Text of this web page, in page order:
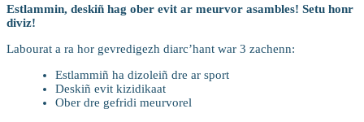
Estlammin, deskiñ hag ober evit ar meurvor asambles! Setu honr
diviz!
Labourat a ra hor gevredigezh diarc’hant war 3 zachenn:
Estlammiñ ha dizoleiñ dre ar sport
Deskiñ evit kizidikaat
Ober dre gefridi meurvorel